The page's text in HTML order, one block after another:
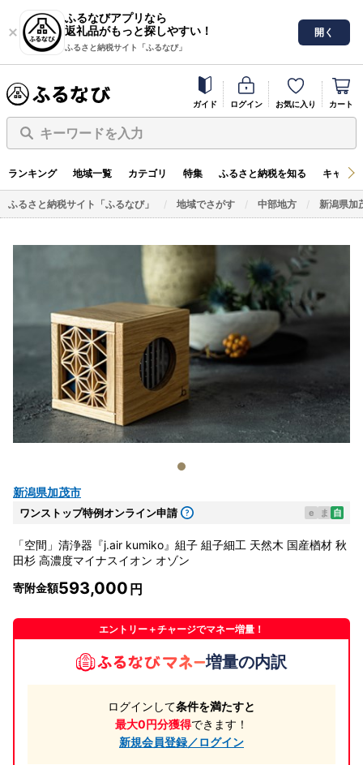
ふるなびアプリなら
返礼品がもっと探しやすい！
ふるさと納税サイト「ふるなび」
開く
ガイド ログイン お気に入り カート
キーワードを入力
ランキング 地域一覧 カテゴリ 特集 ふるさと納税を知る キャン
ふるさと納税サイト「ふるなび」 地域でさがす 中部地方 新潟県加
新潟県加茂市
ワンストップ特例オンライン申請 e ま 自
「空間」清浄器『j.air kumiko』組子 組子細工 天然木 国産楢材 秋
田杉 高濃度マイナスイオン オゾン
寄附金額593,000
エントリー＋チャージでマネー増量！
増量の内訳
ログインして条件を満たすと
最大0円分獲得できます！
新規会員登録／ログイン